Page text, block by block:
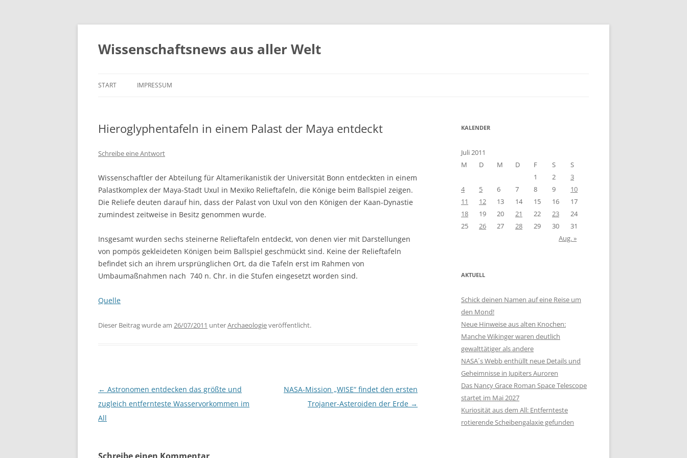
Zum
springen
Wissenschaftsnews aus aller Welt
START IMPRESSUM
Hieroglyphentafeln in einem Palast der Maya entdeckt
Schreibe eine Antwort
Wissenschaftler der Abteilung für Altamerikanistik der Universität Bonn entdeckten in einem
Palastkomplex der Maya-Stadt Uxul in Mexiko Relieftafeln, die Könige beim Ballspiel zeigen.
Die Reliefe deuten darauf hin, dass der Palast von Uxul von den Königen der Kaan-Dynastie
zumindest zeitweise in Besitz genommen wurde.
Insgesamt wurden sechs steinerne Relieftafeln entdeckt, von denen vier mit Darstellungen
von pompös gekleideten Königen beim Ballspiel geschmückt sind. Keine der Relieftafeln
befindet sich an ihrem ursprünglichen Ort, da die Tafeln erst im Rahmen von
Umbaumaßnahmen nach 740 n. Chr. in die Stufen eingesetzt worden sind.
Quelle
Dieser Beitrag wurde am 26/07/2011 unterArchaeologieveröffentlicht.
Beitragsnavigation
← Astronomen entdecken das größte und
zugleich entfernteste Wasservorkommen im
All
NASA-Mission „WISE“ findet den ersten
Trojaner-Asteroiden der Erde →
KALENDER
Juli 2011
M
D M D F S
S
1
2
3
4
5 6 7 8 9
10
11
12 13 14 15 16
17
18
19 20 21 22 23
24
25
26 27 28 29 30
31
Aug. »
AKTUELL
Schick deinen Namen auf eine Reise um
den Mond!
Neue Hinweise aus alten Knochen:
Manche Wikinger waren deutlich
gewalttätiger als andere
NASA´s Webb enthüllt neue Details und
Geheimnisse in Jupiters Auroren
Das Nancy Grace Roman Space Telescope
startet im Mai 2027
Kuriosität aus dem All: Entfernteste
rotierende Scheibengalaxie gefunden